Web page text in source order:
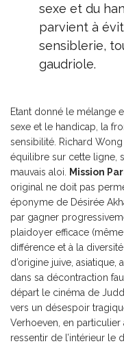
sexe et du
parvient à
sensiblerie,
gaudriole.
Etant donné le mélange
sexe et le handicap, la
sensibilité. Richard
équilibre sur cette ligne,
mauvais aloi.
Mission
original ne doit pas
éponyme de Désirée
par gagner
plaidoyer efficace
différence et à la
d’origine juive, asiatique,
dans sa décontraction
départ le cinéma de
vers un désespoir
Verhoeven, en
ressentir de l’intérieur